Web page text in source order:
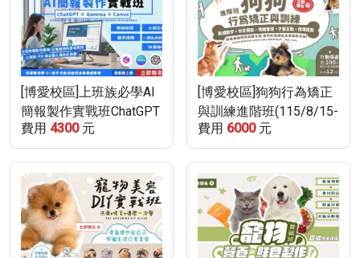
[博愛校區]上班族必學AI
簡報製作實戰班ChatGPT
x Gamma x Canva｜直播
線上課程
費用 4300 元
[博愛校區]狗狗行為矯正
與訓練進階班(115/8/15-
115/9/5)
費用 6000 元